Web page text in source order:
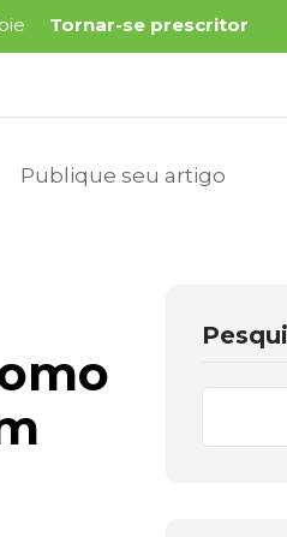
Tornar-se prescritor
Publique seu artigo